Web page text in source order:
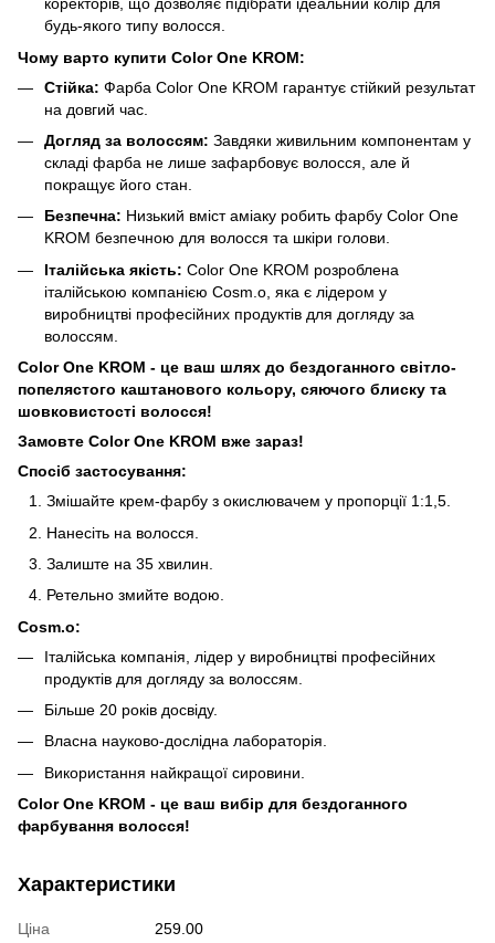
будь-якого типу волосся.
Чому варто купити Color One KROM:
Стійка: Фарба Color One KROM гарантує стійкий результат
на довгий час.
Догляд за волоссям: Завдяки живильним компонентам у
складі фарба не лише зафарбовує волосся, але й
покращує його стан.
Безпечна: Низький вміст аміаку робить фарбу Color One
KROM безпечною для волосся та шкіри голови.
Італійська якість: Color One KROM розроблена
італійською компанією Cosm.o, яка є лідером у
виробництві професійних продуктів для догляду за
волоссям.
Color One KROM - це ваш шлях до бездоганного світло-
попелястого каштанового кольору, сяючого блиску та
шовковистості волосся!
Замовте Color One KROM вже зараз!
Спосіб застосування:
Змішайте крем-фарбу з окислювачем у пропорції 1:1,5.
Нанесіть на волосся.
Залиште на 35 хвилин.
Ретельно змийте водою.
Cosm.o:
Італійська компанія, лідер у виробництві професійних
продуктів для догляду за волоссям.
Більше 20 років досвіду.
Власна науково-дослідна лабораторія.
Використання найкращої сировини.
Color One KROM - це ваш вибір для бездоганного
фарбування волосся!
Характеристики
Ціна
259.00